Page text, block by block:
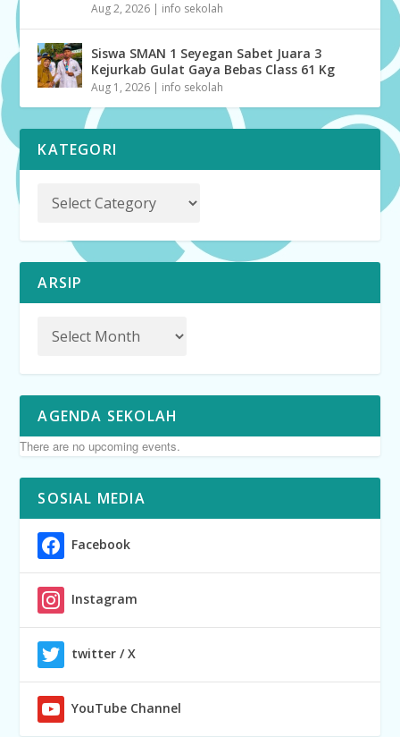
Aug 2, 2026 | info sekolah
Siswa SMAN 1 Seyegan Sabet Juara 3
Kejurkab Gulat Gaya Bebas Class 61 Kg
Aug 1, 2026 | info sekolah
KATEGORI
ARSIP
AGENDA SEKOLAH
There are no upcoming events.
SOSIAL MEDIA
Facebook
Instagram
twitter / X
YouTube Channel